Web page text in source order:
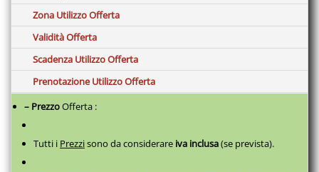
Prodotto robusto con una portata massima dell'utente fino a 130
kg ma allo stesso tempo estremamente facile da trasportare.
Sistema frenante
Magnetico
Regolazione sforzo
Elettronica
Peso volano
Programmi
Zona Utilizzo Offerta
Validità Offerta
Scadenza Utilizzo Offerta
Prenotazione Utilizzo Offerta
– PrezzoOfferta :
Tutti i Prezzisono da considerare iva inclusa(se prevista).